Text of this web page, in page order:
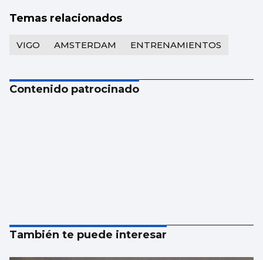
Temas relacionados
VIGO AMSTERDAM ENTRENAMIENTOS
Contenido patrocinado
También te puede interesar